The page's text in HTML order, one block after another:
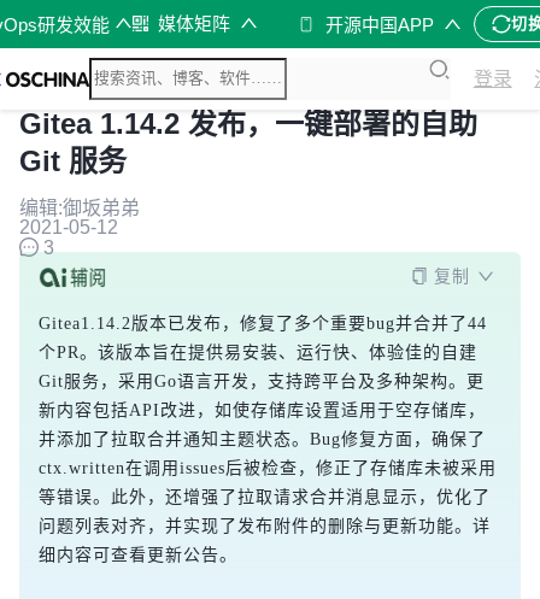
研发效能 媒体矩阵 开源中国APP 切
登录
Gitea 1.14.2 发布，一键部署的自助
Git 服务
编辑:御坂弟弟
2021-05-12
3
复制
Gitea1.14.2版本已发布，修复了多个重要bug并合并了44
个PR。该版本旨在提供易安装、运行快、体验佳的自建
Git服务，采用Go语言开发，支持跨平台及多种架构。更
新内容包括API改进，如使存储库设置适用于空存储库，
并添加了拉取合并通知主题状态。Bug修复方面，确保了
ctx.written在调用issues后被检查，修正了存储库未被采用
等错误。此外，还增强了拉取请求合并消息显示，优化了
问题列表对齐，并实现了发布附件的删除与更新功能。详
细内容可查看更新公告。